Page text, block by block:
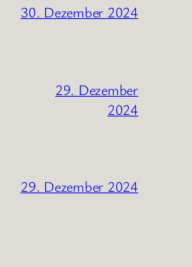
30. Dezember 2024
29. Dezember
2024
29. Dezember 2024